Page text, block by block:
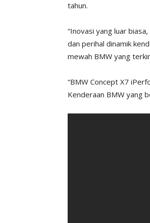
tahun.
“Inovasi yang luar
dan perihal dinamik
mewah BMW yang
“BMW Concept X7
Kenderaan BMW yang